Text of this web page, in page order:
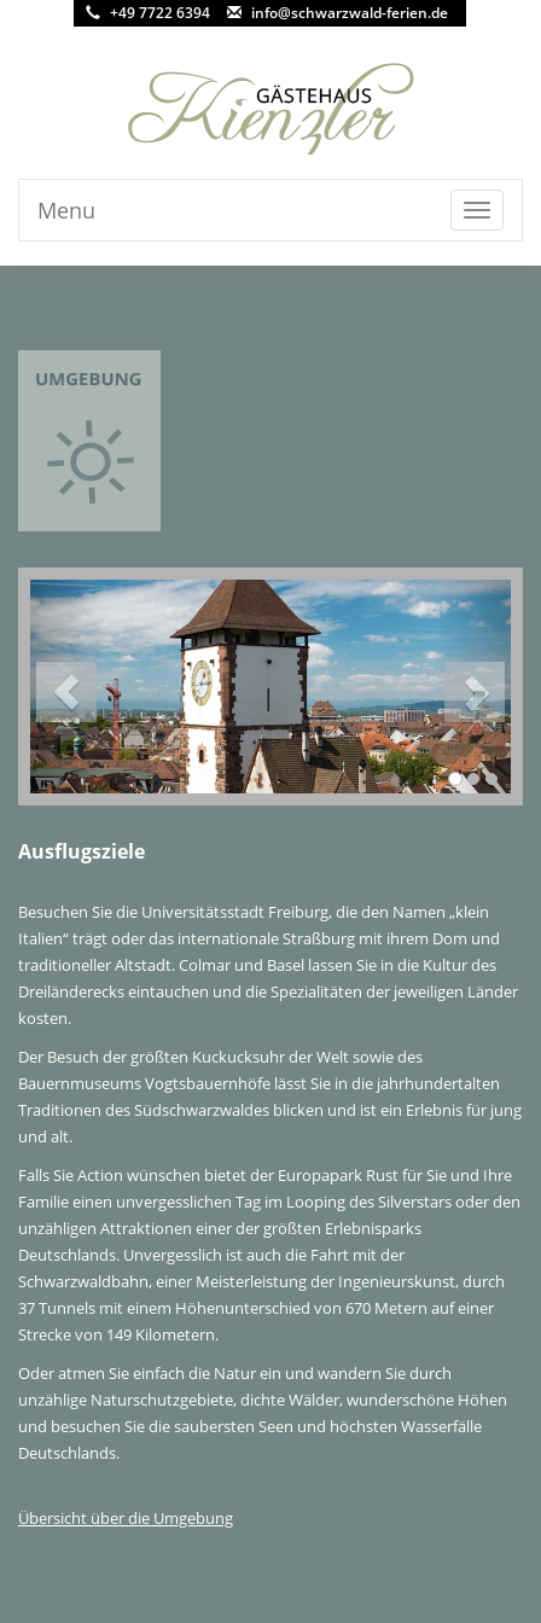
+49 7722 6394 info@schwarzwald-ferien.de
Toggle
Menu
Ausflugsziele
Besuchen Sie die Universitätsstadt Freiburg, die den Namen „klein
Italien“ trägt oder das internationale Straßburg mit ihrem Dom und
traditioneller Altstadt. Colmar und Basel lassen Sie in die Kultur des
Dreiländerecks eintauchen und die Spezialitäten der jeweiligen Länder
kosten.
Der Besuch der größten Kuckucksuhr der Welt sowie des
Bauernmuseums Vogtsbauernhöfe lässt Sie in die jahrhundertalten
Traditionen des Südschwarzwaldes blicken und ist ein Erlebnis für jung
und alt.
Falls Sie Action wünschen bietet der Europapark Rust für Sie und Ihre
Familie einen unvergesslichen Tag im Looping des Silverstars oder den
unzähligen Attraktionen einer der größten Erlebnisparks
Deutschlands. Unvergesslich ist auch die Fahrt mit der
Schwarzwaldbahn, einer Meisterleistung der Ingenieurskunst, durch
37 Tunnels mit einem Höhenunterschied von 670 Metern auf einer
Strecke von 149 Kilometern.
Oder atmen Sie einfach die Natur ein und wandern Sie durch
unzählige Naturschutzgebiete, dichte Wälder, wunderschöne Höhen
und besuchen Sie die saubersten Seen und höchsten Wasserfälle
Deutschlands.
Übersicht über die Umgebung